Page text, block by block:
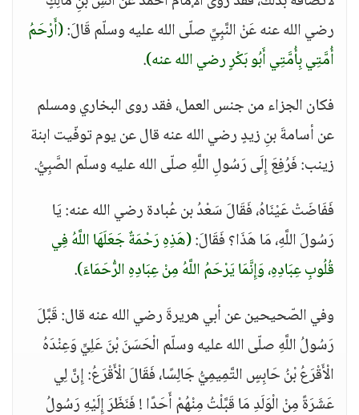
رضي الله عنه عَنْ النَّبِيِّ صلّى الله عليه وسلّم قَالَ:(أَرْحَمُ
أُمَّتِي بِأُمَّتِي أَبُو بَكْرٍ رضي الله عنه).
فكان الجزاء من جنس العمل، فقد روى البخاري ومسلم
عن أسامةَ بنِ زيدٍ رضي الله عنه قال عن يوم توفّيت ابنة
زينب: فَرُفِعَ إِلَى رَسُولِ اللَّهِ صلّى الله عليه وسلّم الصَّبِيُّ.
فَفَاضَتْ عَيْنَاهُ، فَقَالَ سَعْدُ بن عُبادة رضي الله عنه: يَا
رَسُولَ اللَّهِ، مَا هَذَا؟ فَقَالَ:(هَذِهِ رَحْمَةٌ جَعَلَهَا اللَّهُ فِي
قُلُوبِ عِبَادِهِ، وَإِنَّمَا يَرْحَمُ اللَّهُ مِنْ عِبَادِهِ الرُّحَمَاءَ).
وفي الصّحيحين عن أبي هريرةَ رضي الله عنه قال: قَبَّلَ
رَسُولُ اللَّهِ صلّى الله عليه وسلّم الْحَسَنَ بْنَ عَلِيٍّ وَعِنْدَهُ
الْأَقْرَعُ بْنُ حَابِسٍ التَّمِيمِيُّ جَالِسًا، فَقَالَ الْأَقْرَعُ: إِنَّ لِي
عَشَرَةً مِنْ الْوَلَدِ مَا قَبَّلْتُ مِنْهُمْ أَحَدًا ! فَنَظَرَ إِلَيْهِ رَسُولُ